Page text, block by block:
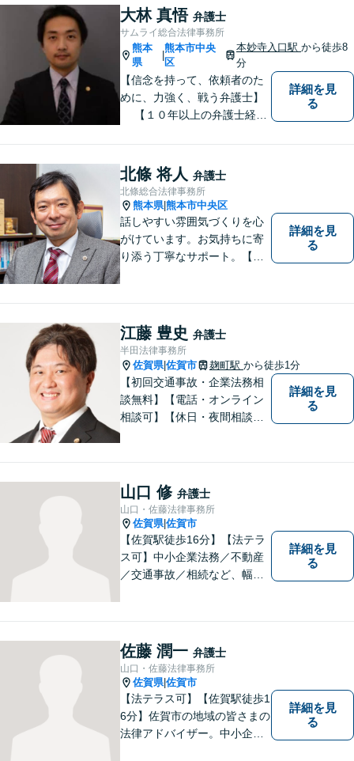
供してまいります。お気軽に
ご相談を！
大林 真悟 弁護士
サムライ総合法律事務所
熊本
県
|
熊本市中央
区
本妙寺入口駅から徒歩8
分
【信念を持って、依頼者のた
めに、力強く、戦う弁護士】
【１０年以上の弁護士経
等の男女トラブル、③顧問弁
護の３つの分野に力を注ぐ弁
護士】
詳細を見
る
北條 将人 弁護士
北條総合法律事務所
熊本県|熊本市中央区
話しやすい雰囲気づくりを心
がけています。お気持ちに寄
り添う丁寧なサポート。【借
用】証拠集めから手厚くサポ
ート。企業からのご相談も承
ります【交通事故】弁護士費
用特約の利用可【夜間・休日
面談可】
詳細を見
る
江藤 豊史 弁護士
半田法律事務所
佐賀県|佐賀市 麹町駅 から徒歩1分
【初回交通事故・企業法務相
談無料】【電話・オンライン
相談可】【休日・夜間相談
詳細を見
る
山口 修 弁護士
山口・佐藤法律事務所
佐賀県|佐賀市
【佐賀駅徒歩16分】【法テラ
ス可】中小企業法務／不動産
／交通事故／相続など、幅広
添い、適切な解決へと導きま
す。まずはお気軽にご相談く
ださい。【初回面談無料】
詳細を見
る
佐藤 潤一 弁護士
山口・佐藤法律事務所
佐賀県|佐賀市
【法テラス可】【佐賀駅徒歩1
6分】佐賀市の地域の皆さまの
法律アドバイザー。中小企業
詳細を見
る